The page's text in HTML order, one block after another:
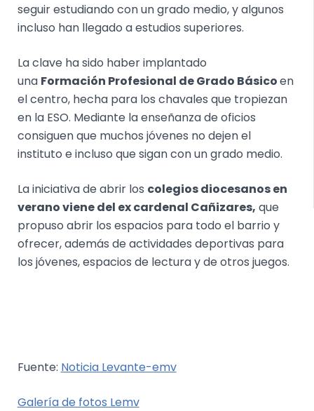
seguir estudiando con un grado medio, y algunos
incluso han llegado a estudios superiores.
La clave ha sido haber implantado
una Formación Profesional de Grado Básicoen
el centro, hecha para los chavales que tropiezan
en la ESO. Mediante la enseñanza de oficios
consiguen que muchos jóvenes no dejen el
instituto e incluso que sigan con un grado medio.
La iniciativa de abrir los colegiosdiocesanos en
verano viene del ex cardenal Cañizares, que
propuso abrir los espacios para todo el barrio y
ofrecer, además de actividades deportivas para
los jóvenes, espacios de lectura y de otros juegos.
Fuente: Noticia Levante-emv
Galería de fotos Lemv